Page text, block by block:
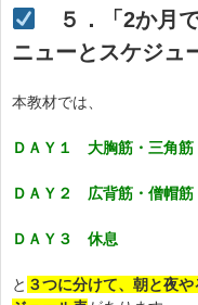
５．「2か月
ニューとスケジュ
本教材では、
ＤＡＹ１ 大胸筋・三角筋
ＤＡＹ２ 広背筋・僧帽筋
ＤＡＹ３ 休息
と ３つに分けて、朝と夜